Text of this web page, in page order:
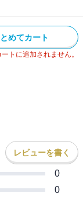
めてカート
トに追加されません。
レビューを書く
0
0